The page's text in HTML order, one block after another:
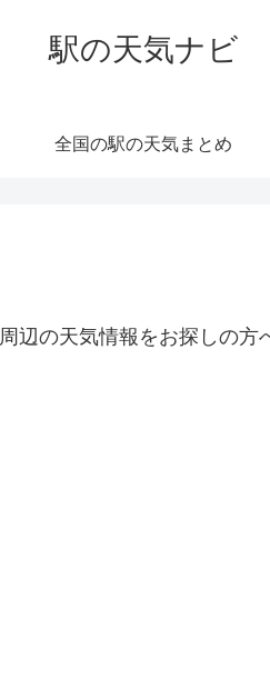
駅の天気ナビ
全国の駅の天気まとめ
辺の天気情報をお探しの方